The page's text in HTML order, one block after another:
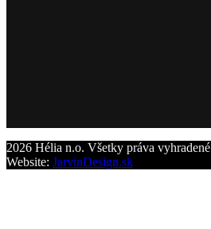
2026 Hélia n.o. Všetky práva vyhradené
Website: JarvinDesign.sk